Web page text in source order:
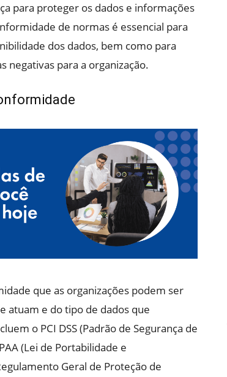
para proteger os dados e informações
de normas é essencial para
dos dados, bem como para
negativas para a organização.
que as organizações podem ser
atuam e do tipo de dados que
o PCI DSS (Padrão de Segurança de
(Lei de Portabilidade e
Geral de Proteção de